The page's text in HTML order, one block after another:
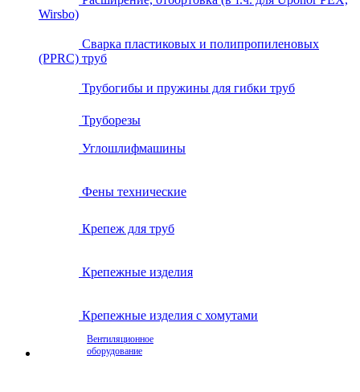
Wirsbo)
Сварка пластиковых и полипропиленовых
(PPRC) труб
Трубогибы и пружины для гибки труб
Труборезы
Углошлифмашины
Фены технические
Крепеж для труб
Крепежные изделия
Крепежные изделия с хомутами
Вентиляционное
оборудование